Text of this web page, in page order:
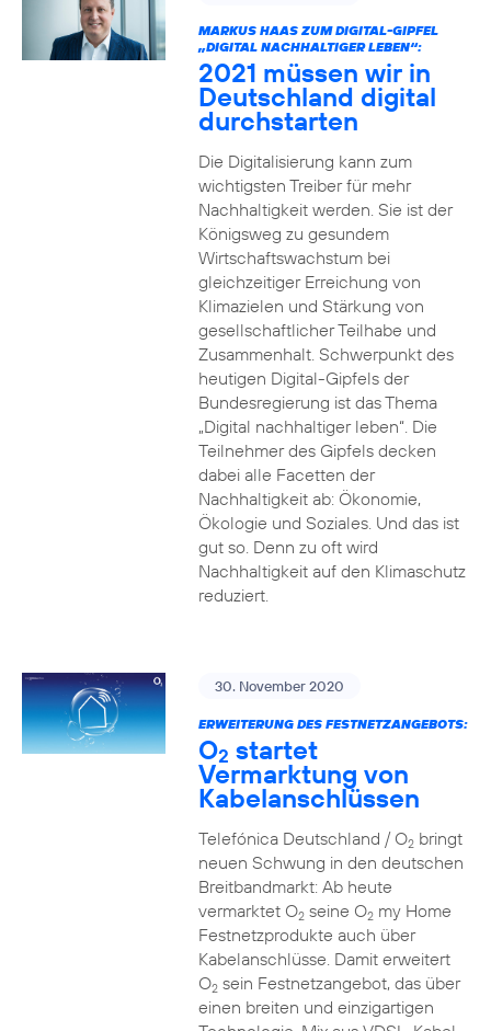
MARKUS HAAS ZUM DIGITAL-GIPFEL
„DIGITAL NACHHALTIGER LEBEN“:
2021 müssen wir in
Deutschland digital
durchstarten
Die Digitalisierung kann zum
wichtigsten Treiber für mehr
Nachhaltigkeit werden. Sie ist der
Königsweg zu gesundem
Wirtschaftswachstum bei
gleichzeitiger Erreichung von
Klimazielen und Stärkung von
gesellschaftlicher Teilhabe und
Zusammenhalt. Schwerpunkt des
heutigen Digital-Gipfels der
Bundesregierung ist das Thema
„Digital nachhaltiger leben“. Die
Teilnehmer des Gipfels decken
dabei alle Facetten der
Nachhaltigkeit ab: Ökonomie,
Ökologie und Soziales. Und das ist
gut so. Denn zu oft wird
Nachhaltigkeit auf den Klimaschutz
reduziert.
30. November 2020
ERWEITERUNG DES FESTNETZANGEBOTS:
O2 startet
Vermarktung von
Kabelanschlüssen
Telefónica Deutschland / O2bringt
neuen Schwung in den deutschen
Breitbandmarkt: Ab heute
vermarktet O2seine O2my Home
Festnetzprodukte auch über
Kabelanschlüsse. Damit erweitert
O2sein Festnetzangebot, das über
einen breiten und einzigartigen